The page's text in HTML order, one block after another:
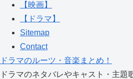
【映画】
【ドラマ】
Sitemap
Contact
ドラマのルーツ・音楽まとめ！
ドラマのネタバレやキャスト・主題